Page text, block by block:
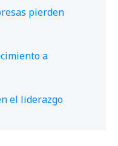
pierden
a
el liderazgo